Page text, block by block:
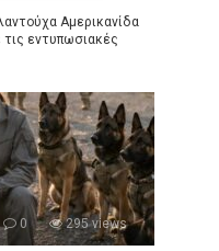
Αμερικανίδα
τις εντυπωσιακές
0 295 views